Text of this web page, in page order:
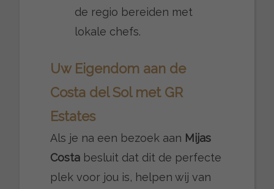
de regio bereiden met
lokale chefs.
Uw Eigendom aan de
Costa del Sol met GR
Estates
Als je na een bezoek aan Mijas
Costabesluit dat dit de perfecte
plek voor jou is, helpen wij van